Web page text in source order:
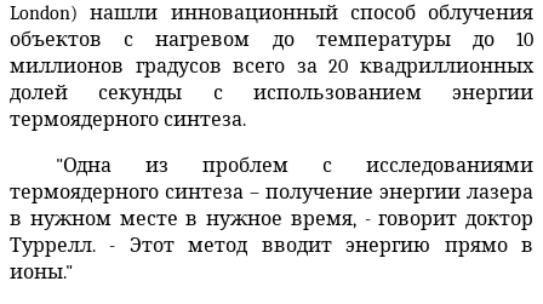
London) нашли инновационный способ облучения
объектов с нагревом до температуры до 10
миллионов градусов всего за 20 квадриллионных
долей секунды с использованием энергии
термоядерного синтеза.
"Одна из проблем с исследованиями
термоядерного синтеза – получение энергии лазера
в нужном месте в нужное время, - говорит доктор
Туррелл. - Этот метод вводит энергию прямо в
ионы."